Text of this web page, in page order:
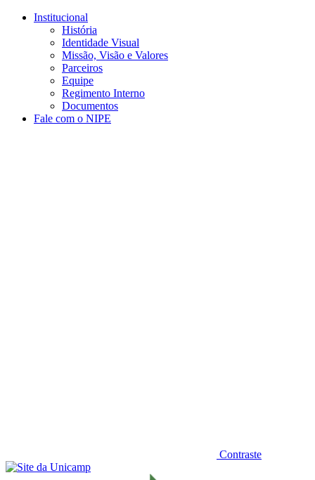
Conteúdo principal
Institucional
História
Identidade Visual
Missão, Visão e Valores
Parceiros
Equipe
Regimento Interno
Documentos
Fale com o NIPE
Contraste